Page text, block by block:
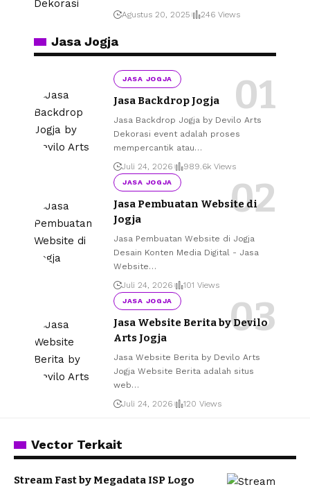
Agustus 20, 2025 246 Views
Jasa Jogja
JASA JOGJA
Jasa Backdrop Jogja
Jasa Backdrop Jogja by Devilo Arts
Dekorasi event adalah proses
mempercantik atau…
Juli 24, 2026
989.6k Views
JASA JOGJA
Jasa Pembuatan Website di
Jogja
Jasa Pembuatan Website di Jogja
Desain Konten Media Digital - Jasa
Website…
Juli 24, 2026
101 Views
JASA JOGJA
Jasa Website Berita by Devilo
Arts Jogja
Jasa Website Berita by Devilo Arts
Jogja Website Berita adalah situs
web…
Juli 24, 2026
120 Views
Vector Terkait
Stream Fast by Megadata ISP Logo